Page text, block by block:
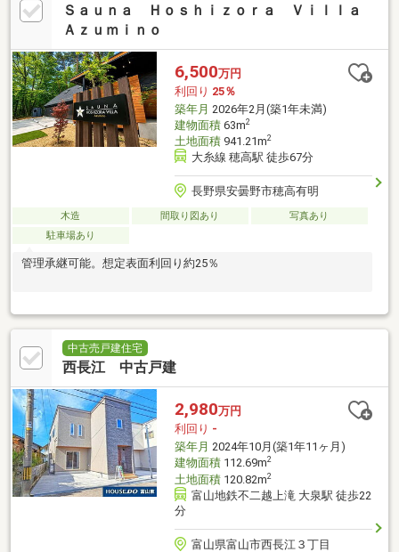
Ｓａｕｎａ Ｈｏｓｈｉｚｏｒａ Ｖｉｌｌａ
Ａｚｕｍｉｎｏ
6,500万円
利回り 25％
築年月 2026年2月(築1年未満)
建物面積63m2
土地面積941.21m2
大糸線 穂高駅 徒歩67分
長野県安曇野市穂高有明
木造 間取り図あり
写真あり
駐車場あり
管理承継可能。想定表面利回り約25％
中古売戸建住宅
西長江 中古戸建
2,980万円
利回り -
築年月 2024年10月(築1年11ヶ月)
建物面積112.69m2
土地面積120.82m2
富山地鉄不二越上滝 大泉駅 徒歩22
分
富山県富山市西長江３丁目